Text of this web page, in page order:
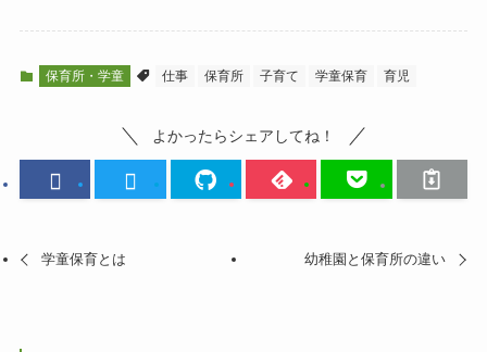
保育所・学童 仕事 保育所 子育て 学童保育 育児
よかったらシェアしてね！
学童保育とは 幼稚園と保育所の違い